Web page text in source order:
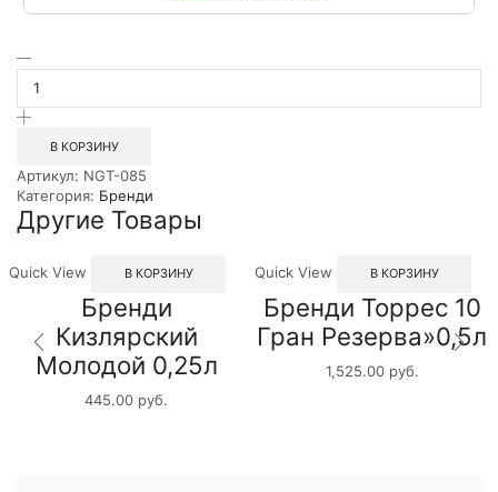
товара
Бренди
Гран
ХО
0,7л
В КОРЗИНУ
Артикул: NGT-085
Категория: Бренди
Другие Товары
Quick View В КОРЗИНУ
Бренди
Кизлярский
Молодой 0,25л
445.00 руб.
Quick View В КОРЗИНУ
Бренди Торрес 10
Гран Резерва»0,5л
1,525.00 руб.